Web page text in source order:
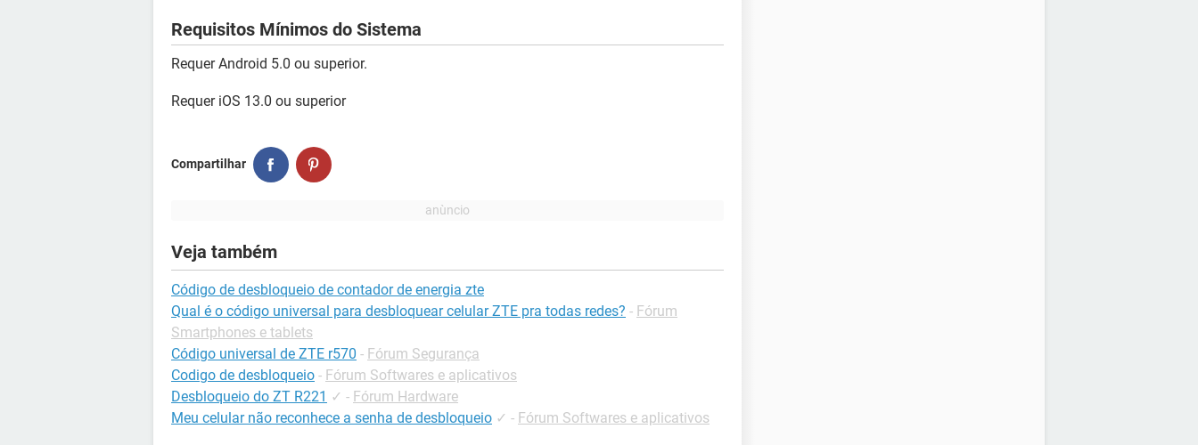
Requisitos Mínimos do Sistema
Requer Android 5.0 ou superior.
Requer iOS 13.0 ou superior
Compartilhar
Veja também
Código de desbloqueio de contador de energia zte
Qual é o código universal para desbloquear celular ZTE pra todas redes? - Fórum
Smartphones e tablets
Código universal de ZTE r570 - Fórum Segurança
Codigo de desbloqueio - Fórum Softwares e aplicativos
Desbloqueio do ZT R221 ✓ - Fórum Hardware
Meu celular não reconhece a senha de desbloqueio ✓ - Fórum Softwares e aplicativos